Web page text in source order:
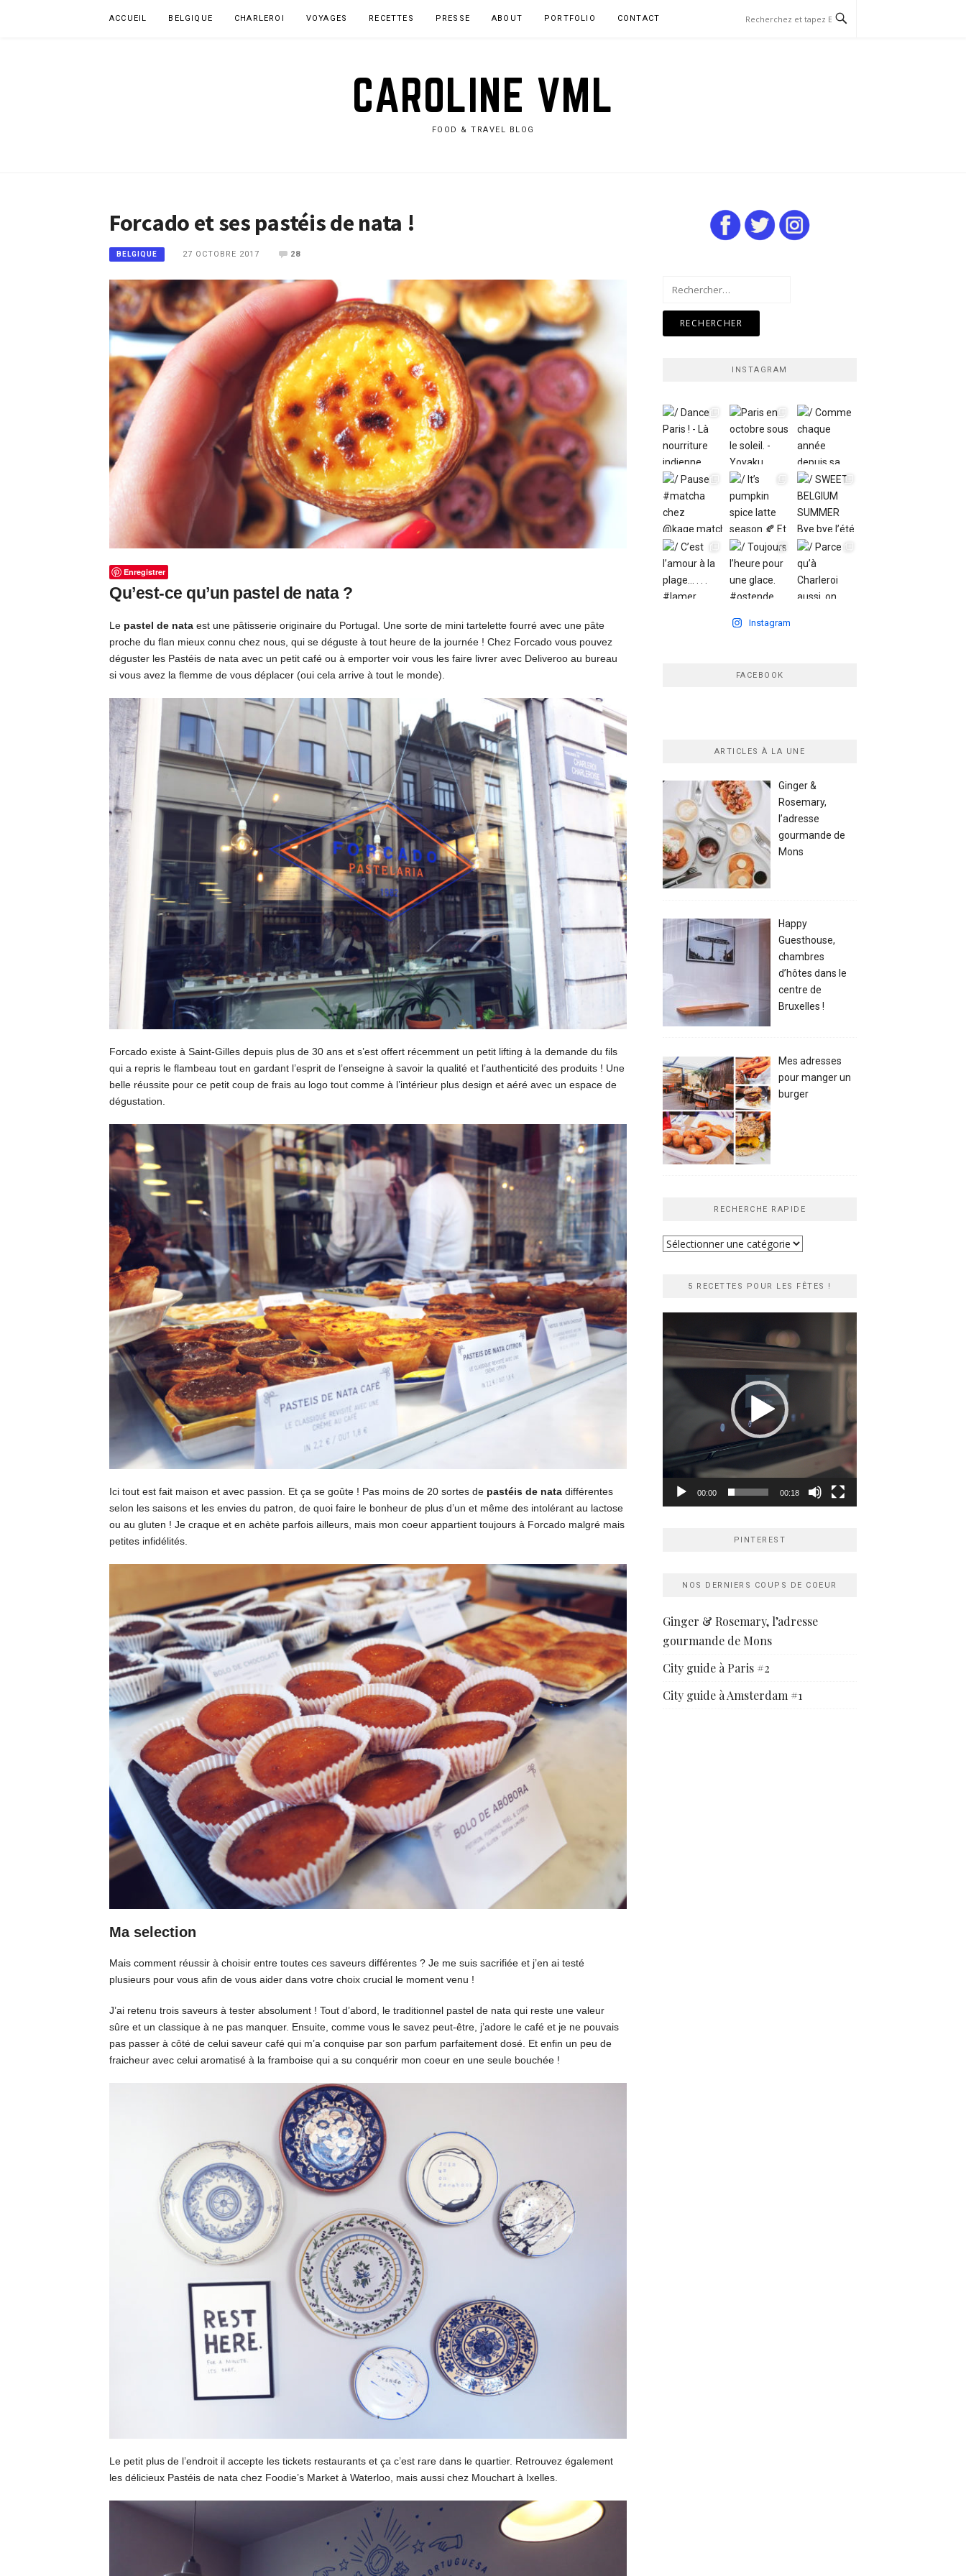
ACCUEIL BELGIQUE CHARLEROI VOYAGES RECETTES PRESSE ABOUT PORTFOLIO CONTACT
CAROLINE VML
FOOD & TRAVEL BLOG
Forcado et ses pastéis de nata !
BELGIQUE 27 OCTOBRE 2017 28
Enregistrer
Qu’est-ce qu’un pastel de nata ?
Le pastel de nata est une pâtisserie originaire du Portugal. Une sorte de mini tartelette fourré avec une pâte
proche du flan mieux connu chez nous, qui se déguste à tout heure de la journée ! Chez Forcado vous pouvez
déguster les Pastéis de nata avec un petit café ou à emporter voir vous les faire livrer avec Deliveroo au bureau
si vous avez la flemme de vous déplacer (oui cela arrive à tout le monde).
Forcado existe à Saint-Gilles depuis plus de 30 ans et s’est offert récemment un petit lifting à la demande du fils
qui a repris le flambeau tout en gardant l’esprit de l’enseigne à savoir la qualité et l’authenticité des produits ! Une
belle réussite pour ce petit coup de frais au logo tout comme à l’intérieur plus design et aéré avec un espace de
dégustation.
Ici tout est fait maison et avec passion. Et ça se goûte ! Pas moins de 20 sortes de pastéis de nata différentes
selon les saisons et les envies du patron, de quoi faire le bonheur de plus d’un et même des intolérant au lactose
ou au gluten ! Je craque et en achète parfois ailleurs, mais mon coeur appartient toujours à Forcado malgré mais
petites infidélités.
Ma selection
Mais comment réussir à choisir entre toutes ces saveurs différentes ? Je me suis sacrifiée et j’en ai testé
plusieurs pour vous afin de vous aider dans votre choix crucial le moment venu !
J’ai retenu trois saveurs à tester absolument ! Tout d’abord, le traditionnel pastel de nata qui reste une valeur
sûre et un classique à ne pas manquer. Ensuite, comme vous le savez peut-être, j’adore le café et je ne pouvais
pas passer à côté de celui saveur café qui m’a conquise par son parfum parfaitement dosé. Et enfin un peu de
fraicheur avec celui aromatisé à la framboise qui a su conquérir mon coeur en une seule bouchée !
Le petit plus de l’endroit il accepte les tickets restaurants et ça c’est rare dans le quartier. Retrouvez également
les délicieux Pastéis de nata chez Foodie’s Market à Waterloo, mais aussi chez Mouchart à Ixelles.
INSTAGRAM
Instagram
FACEBOOK
ARTICLES À LA UNE
Ginger &
Rosemary,
l’adresse
gourmande de
Mons
Happy
Guesthouse,
chambres
d’hôtes dans le
centre de
Bruxelles !
Mes adresses
pour manger un
burger
RECHERCHE RAPIDE
Recherche
5 RECETTES POUR LES FÊTES !
vidéo
00:00 00:18
PINTEREST
NOS DERNIERS COUPS DE COEUR
Ginger & Rosemary, l’adresse
gourmande de Mons
City guide à Paris #2
City guide à Amsterdam #1